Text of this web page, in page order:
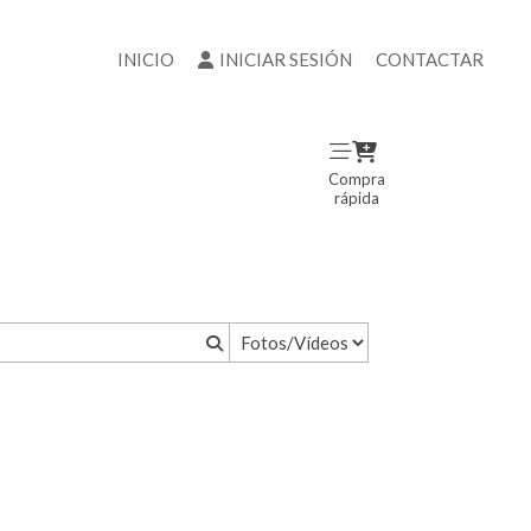
INICIO INICIAR SESIÓN CONTACTAR
Compra
rápida